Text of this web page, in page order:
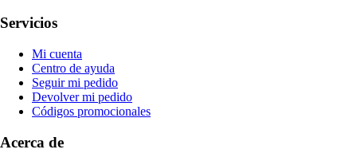
Servicios
Mi cuenta
Centro de ayuda
Seguir mi pedido
Devolver mi pedido
Códigos promocionales
Acerca de